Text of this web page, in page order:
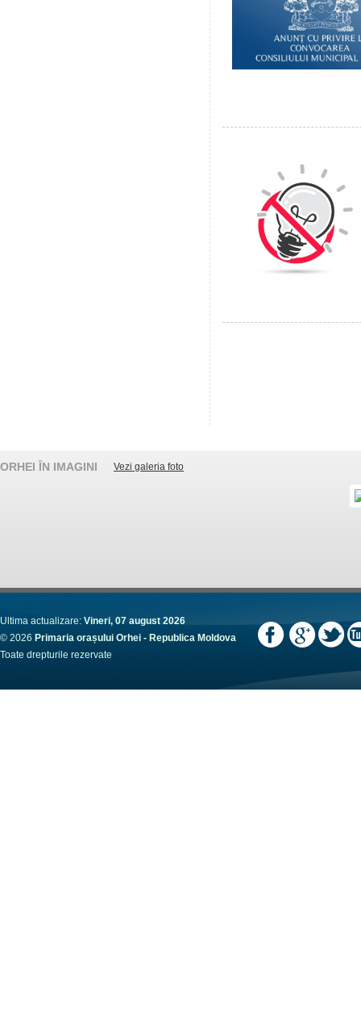
ORHEI ÎN IMAGINI Vezi galeria foto
Ultima actualizare: Vineri, 07 august 2026
© 2026 Primaria orașului Orhei - Republica Moldova
Toate drepturile rezervate